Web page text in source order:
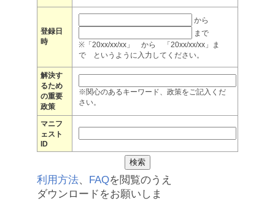
登録日
時
から
まで
※「20xx/xx/xx」 から 「20xx/xx/xx」ま
で というように入力してください。
解決す
るため
の重要
政策
※関心のあるキーワード、政策をご記入くだ
さい。
マニフ
ェスト
ID
利用方法、 FAQを閲覧のうえ
ダウンロードをお願いしま